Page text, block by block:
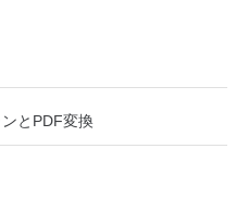
るのと同じユーザー名とパスワ
Quality Virtual Machines -
64GB memory. Enhanced
(6to4 and 4to6). Virtual
2GB. Enhanced Connectivity -
printers, and Skype support.
and QHD+ support.
sports a clean and crisp layout
does not take a long
a free terminal emulator,
or SSH
is a good choice.
す。 インストールや構成の問
の利点を体験してください。
シン間でデータを共有します。
想マシンを実行します。 2-
サードパーティの仮想マシン
トコンピューターと仮想マシ
とPDF変換